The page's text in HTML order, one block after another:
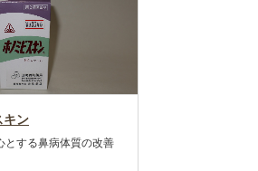
キン
とする鼻病体質の改善